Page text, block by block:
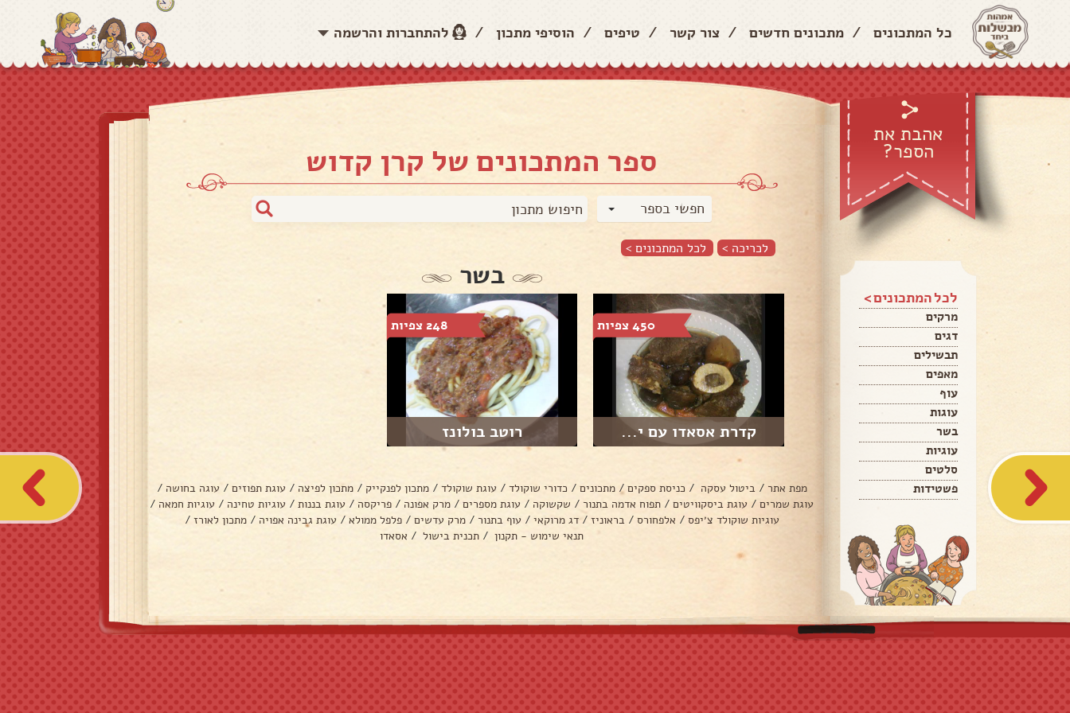
כל המתכונים / מתכונים חדשים / צור קשר / טיפים / הוסיפי מתכון / להתחברות והרשמה
אהבת את
הספר?
לכל המתכונים >
מרקים
דגים
תבשילים
מאפים
עוף
עוגות
בשר
עוגיות
סלטים
פשטידות
ספר המתכונים של קרן קדוש
חפשי בספר
לכריכה > לכל המתכונים >
בשר
450 צפיות
קדרת אסאדו עם י...
248 צפיות
רוטב בולונז
מפת אתר / ביטול עסקה / כניסת ספקים / מתכונים / כדורי שוקולד / עוגת שוקולד / מתכון לפנקייק / מתכון לפיצה / עוגת תפוזים / עוגה בחושה /
עוגת שמרים / עוגת ביסקוויטים / תפוח אדמה בתנור / שקשוקה / עוגת מספרים / מרק אפונה / פריקסה / עוגת בננות / עוגיות טחינה / עוגיות חמאה /
עוגיות שוקולד צ׳יפס / אלפחורס / בראוניז / דג מרוקאי / עוף בתנור / מרק עדשים / פלפל ממולא / עוגת גבינה אפויה / מתכון לאורז /
תנאי שימוש - תקנון / תכנית בישול / אסאדו